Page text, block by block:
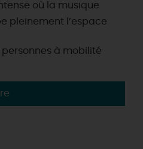
où la musique
pleinement l’espace
à mobilité